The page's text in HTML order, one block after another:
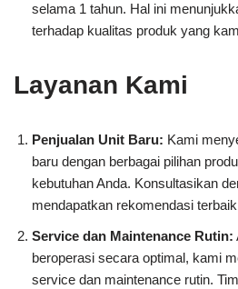
selama 1 tahun. Hal ini
terhadap kualitas produk yang
Layanan Kami
Penjualan Unit Baru: Kami
baru dengan berbagai pilihan
kebutuhan Anda. Konsultasikan
mendapatkan rekomendasi
Service dan Maintenance Rutin:
beroperasi secara optimal, kami
service dan maintenance rutin.